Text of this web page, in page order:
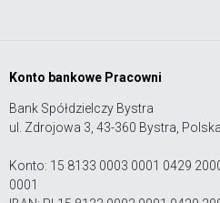
Konto bankowe Pracowni
Bank Spółdzielczy Bystra
ul. Zdrojowa 3, 43-360 Bystra, Polska
Konto: 15 8133 0003 0001 0429
0001